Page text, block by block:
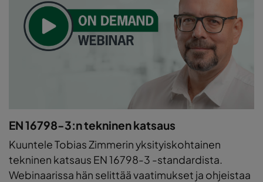
EN 16798-3:n tekninen katsaus
Kuuntele Tobias Zimmerin yksityiskohtainen
tekninen katsaus EN 16798-3 -standardista.
Webinaarissa hän selittää vaatimukset ja ohjeistaa